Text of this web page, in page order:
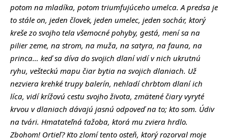
potom na mladíka, potom triumfujúceho umelca. A predsa je
to stále on, jeden človek, jeden umelec, jeden sochár, ktorý
kreše zo svojho tela všemocné pohyby, gestá, mení sa na
pilier zeme, na strom, na muža, na satyra, na fauna, na
princa… keď sa díva do svojich dlaní vidí v nich ukrutnú
ryhu, vešteckú mapu čiar bytia na svojich dlaniach. Už
nezviera krehké trupy balerín, nehladí chrbtom dlaní ich
líca, vidí krížovú cestu svojho života, zmätené čiary vyryté
krvou v dlaniach dávajú jasnú odpoveď na to; kto som. Údiv
na tvári. Hmatateľná ťažoba, ktorá mu zviera hrdlo.
Zbohom! Ortieľ? Kto zlomí tento osteň, ktorý rozorval moje